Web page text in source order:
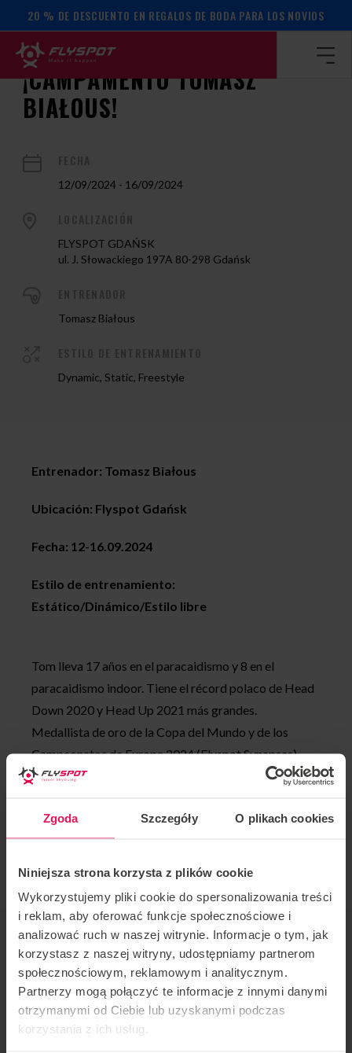
Zgoda Szczegóły O plikach cookies
Niniejsza strona korzysta z plików cookie
Wykorzystujemy pliki cookie do spersonalizowania treści
i reklam, aby oferować funkcje społecznościowe i
analizować ruch w naszej witrynie. Informacje o tym, jak
korzystasz z naszej witryny, udostępniamy partnerom
społecznościowym, reklamowym i analitycznym.
Partnerzy mogą połączyć te informacje z innymi danymi
otrzymanymi od Ciebie lub uzyskanymi podczas
korzystania z ich usług.
20 % DE DESCUENTO EN REGALOS DE BODA PARA LOS NOVIOS
Página de inicio / Calendario de actos / ¡Campamento
¡CAMPAMENTO TOMASZ
BIAŁOUS!
12/09/2024 - 16/09/2024
FLYSPOT GDAŃSK
ul. J. Słowackiego 197A 80-298 Gdańsk
Tomasz Białous
Dynamic, Static, Freestyle
Entrenador: Tomasz Białous
Ubicación: Flyspot Gdańsk
Fecha: 12-16.09.2024
Estilo de entrenamiento:
Estático/Dinámico/Estilo libre
Tom lleva 17 años en el paracaidismo y 8 en el
paracaidismo indoor. Tiene el récord polaco de Head
Down 2020 y Head Up 2021 más grandes.
Medallista de oro de la Copa del Mundo y de los
Campeonatos de Europa 2024 (Flyspot Synapses)
¡Invita a volar a todos los niveles, desde principiantes
Si desea unirse a este campamento o tiene alguna
ORGANIZADOR DE EVENTOS
CONTACTO CON RESPECTO AL EVENTO
RECOMENDAR ESTE EVENTO